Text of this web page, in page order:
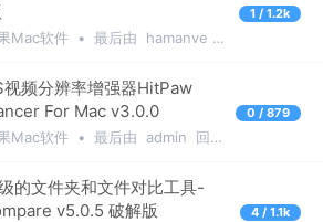
Mac OS X Snow Leopard
Mac软件 • 最后由
hamanve
1 / 1.2k
频分辨率增强器HitPaw
For Mac v3.0.0
Mac软件 • 最后由 admin
回复
0 / 879
的文件夹和文件对比工具-
v5.0.5 破解版
4 / 1.1k